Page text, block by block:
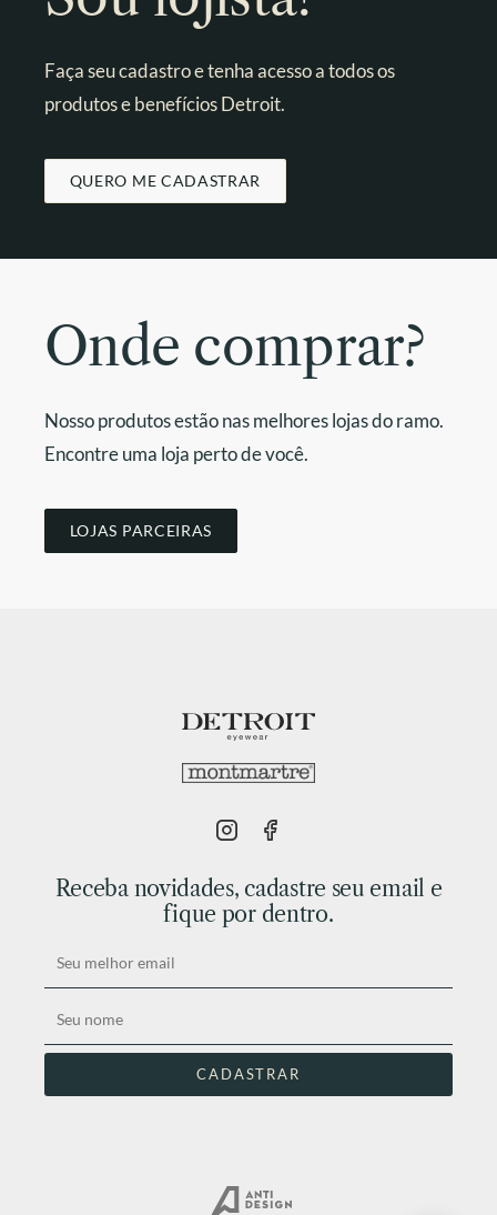
Faça seu cadastro e tenha acesso a todos os
produtos e benefícios Detroit.
QUERO ME CADASTRAR
Onde comprar?
Nosso produtos estão nas melhores lojas do ramo.
Encontre uma loja perto de você.
LOJAS PARCEIRAS
Receba novidades, cadastre seu email e
fique por dentro.